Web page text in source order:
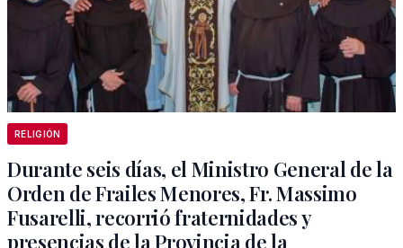
RELIGIÓN
Durante seis días, el Ministro General de la
Orden de Frailes Menores, Fr. Massimo
Fusarelli, recorrió fraternidades y
presencias de la Provincia de la